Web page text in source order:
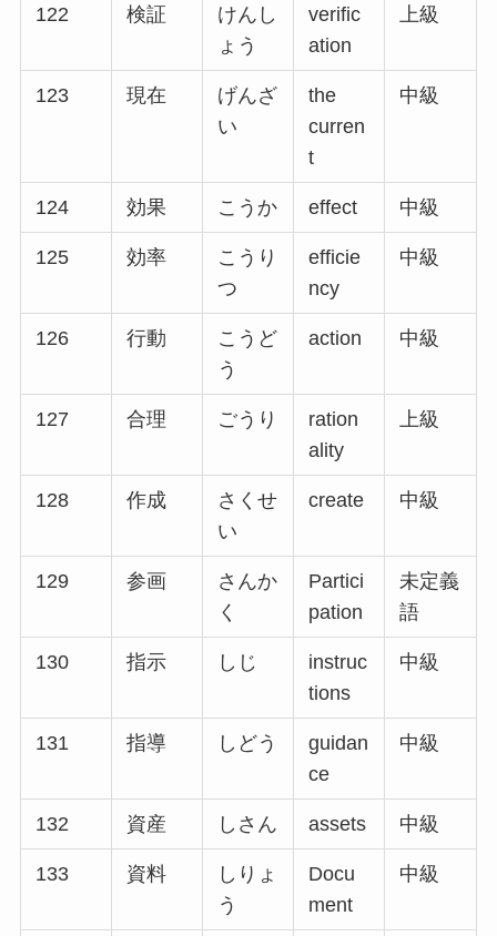
122 検証
けんし
ょう
verific
ation
上級
123 現在
げんざ
い
the
curren
t
中級
124 効果 こうか effect 中級
125 効率
こうり
つ
efficie
ncy
中級
126 行動
こうど
う
action 中級
127 合理 ごうり
ration
ality
上級
128 作成
さくせ
い
create 中級
129 参画
さんか
く
Partici
pation
未定義
語
130 指示 しじ
instruc
tions
中級
131 指導 しどう
guidan
ce
中級
132 資産 しさん assets 中級
133 資料
しりょ
う
Docu
ment
中級